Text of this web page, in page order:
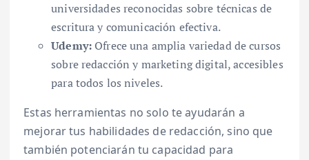
universidades reconocidas sobre técnicas de
escritura y comunicación efectiva.
Udemy:Ofrece una amplia variedad de cursos
sobre redacción y marketing digital, accesibles
para todos los niveles.
Estas herramientas no solo te ayudarán a
mejorar tus habilidades de redacción, sino que
también potenciarán tu capacidad para